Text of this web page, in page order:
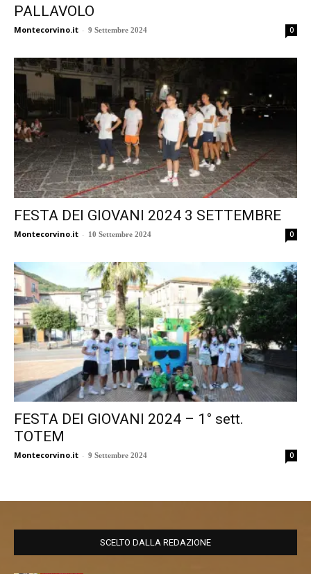
PALLAVOLO
Montecorvino.it - 9 Settembre 2024 0
FESTA DEI GIOVANI 2024 3 SETTEMBRE
Montecorvino.it - 10 Settembre 2024 0
FESTA DEI GIOVANI 2024 – 1° sett.
TOTEM
Montecorvino.it - 9 Settembre 2024 0
SCELTO DALLA REDAZIONE